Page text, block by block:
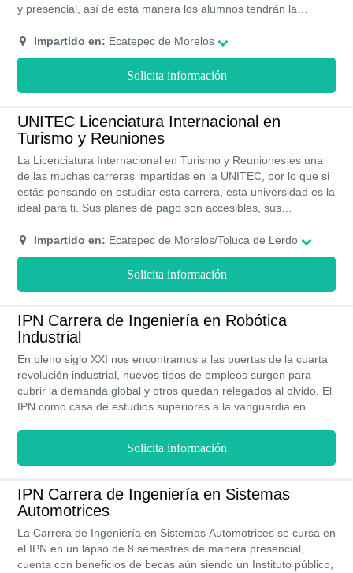
y presencial, así de está manera los alumnos tendrán la
Todos los programas de la UNITEC cuentan con RVOE y
validez de la SEP.
Impartido en: Ecatepec de Morelos
Solicita información
UNITEC Licenciatura Internacional en
Turismo y Reuniones
La Licenciatura Internacional en Turismo y Reuniones es una
de las muchas carreras impartidas en la UNITEC, por lo que si
estás pensando en estudiar esta carrera, esta universidad es la
ideal para ti. Sus planes de pago son accesibles, sus
egresas te permitirá ingresar de manera exitosa al área laboral.
Impartido en: Ecatepec de Morelos/Toluca de Lerdo
Solicita información
IPN Carrera de Ingeniería en Robótica
Industrial
En pleno siglo XXI nos encontramos a las puertas de la cuarta
revolución industrial, nuevos tipos de empleos surgen para
cubrir la demanda global y otros quedan relegados al olvido. El
IPN como casa de estudios superiores a la vanguardia en
cursarse en 9 semestres en modalidad presencial y al finalizar
este programa obtendrás el entrenamiento necesario para
diseñar procesos industriales automatizados, así como operar
y brindar mantenimiento a equipos de producción con la ayuda
de herramientas tecnológicas.
Solicita información
IPN Carrera de Ingeniería en Sistemas
Automotrices
La Carrera de Ingeniería en Sistemas Automotrices se cursa en
el IPN en un lapso de 8 semestres de manera presencial,
cuenta con beneficios de becas aún siendo un Instituto público,